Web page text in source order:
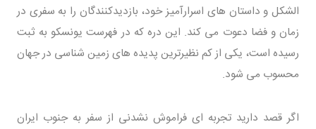
الشکل و داستان های اسرارآمیز خود، بازدیدکنندگان را به سفری در
زمان و فضا دعوت می کند. این دره که در فهرست یونسکو به ثبت
رسیده است، یکی از کم نظیرترین پدیده های زمین شناسی در جهان
محسوب می شود.
اگر قصد دارید تجربه ای فراموش نشدنی از سفر به جنوب ایران